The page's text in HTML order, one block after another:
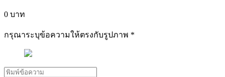
0 บาท
กรุณาระบุข้อความให้ตรงกับรูปภาพ *